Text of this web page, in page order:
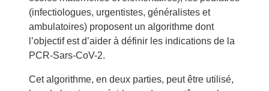
(infectiologues, urgentistes, généralistes et
ambulatoires) proposent un algorithme dont
l’objectif est d’aider à définir les indications de la
PCR-Sars-CoV-2.
Cet algorithme, en deux parties, peut être utilisé,